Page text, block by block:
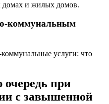
и жилых домов.
коммунальным
услуги: что
очередь при
с завышенной